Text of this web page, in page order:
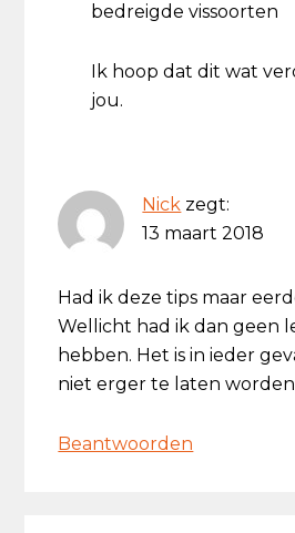
bedreigde vissoorten
Ik hoop dat dit wat
jou.
Nick zegt:
13 maart 2018
Had ik deze tips maar
Wellicht had ik dan geen
hebben. Het is in ieder
niet erger te laten
Beantwoorden